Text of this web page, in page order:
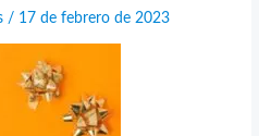
/ 17 de febrero de 2023